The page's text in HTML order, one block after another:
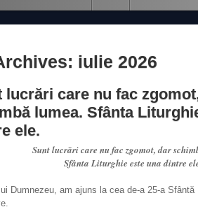
iulie 2026
lucrări care nu fac
lumea. Sfânta
ele.
Sunt lucrări care nu fac zgomot, dar
Sfânta Liturghie este una dintre
Dumnezeu, am ajuns la cea de-a 25-a